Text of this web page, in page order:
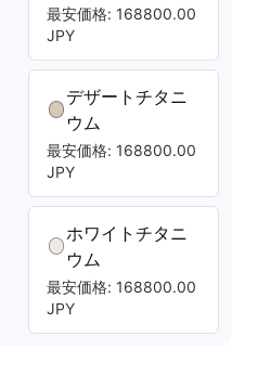
最安価格: 168800.00
JPY
デザートチタニ
ウム
最安価格: 168800.00
JPY
ホワイトチタニ
ウム
最安価格: 168800.00
JPY